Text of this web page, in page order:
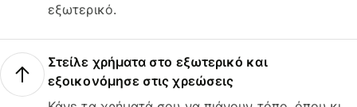
εξωτερικό.
Στείλε χρήματα στο εξωτερικό και
εξοικονόμησε στις χρεώσεις